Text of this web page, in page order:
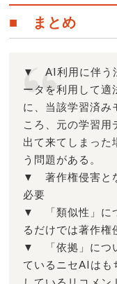
■ まとめ
▼ AI利用に伴う
ータを利用して適
に、当該学習済み
ころ、元の学習用
出て来てしまった
う問題がある。
▼ 著作権侵害と
必要
▼ 「類似性」に
るだけでは著作権
▼ 「依拠」につ
ているニセAIはも